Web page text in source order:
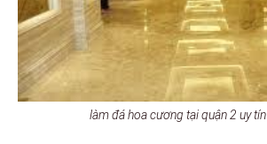
làm đá hoa cương tại quận 2 uy